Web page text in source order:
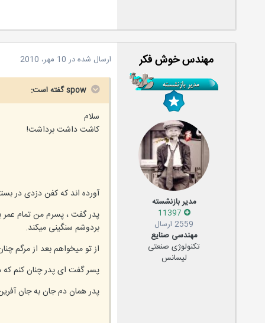
مهندس خوش فکر
مدیر بازنشسته
2559 ارسال
مهندسی صنایع
تکنولوژی صنعتی
لیسانس
ارسال شده در 10 مهر، 2010
spow گفته است:
سلام
کاشت داشت برداشت!
آورده اند که کفن دزدی در
پدر گفت ، پسرم من تمام عمر
بردوشم سنگینی میکند.
از تو میخواهم بعد از مرگم
پسر گفت ای پدر چنان کنم
‫پدر همان دم جان به جان